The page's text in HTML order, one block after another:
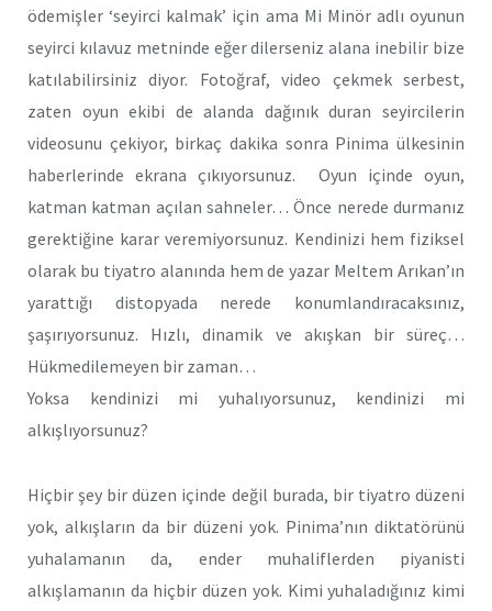
ödemişler ‘seyirci kalmak’ için ama Mi Minör adlı oyunun
seyirci kılavuz metninde eğer dilerseniz alana inebilir bize
katılabilirsiniz diyor. Fotoğraf, video çekmek serbest,
zaten oyun ekibi de alanda dağınık duran seyircilerin
videosunu çekiyor, birkaç dakika sonra Pinima ülkesinin
haberlerinde ekrana çıkıyorsunuz. Oyun içinde oyun,
katman katman açılan sahneler… Önce nerede durmanız
gerektiğine karar veremiyorsunuz. Kendinizi hem fiziksel
olarak bu tiyatro alanında hem de yazar Meltem Arıkan’ın
yarattığı distopyada nerede konumlandıracaksınız,
şaşırıyorsunuz. Hızlı, dinamik ve akışkan bir süreç…
Hükmedilemeyen bir zaman…
Yoksa kendinizi mi yuhalıyorsunuz, kendinizi mi
alkışlıyorsunuz?
Hiçbir şey bir düzen içinde değil burada, bir tiyatro düzeni
yok, alkışların da bir düzeni yok. Pinima’nın diktatörünü
yuhalamanın da, ender muhaliflerden piyanisti
alkışlamanın da hiçbir düzen yok. Kimi yuhaladığınız kimi